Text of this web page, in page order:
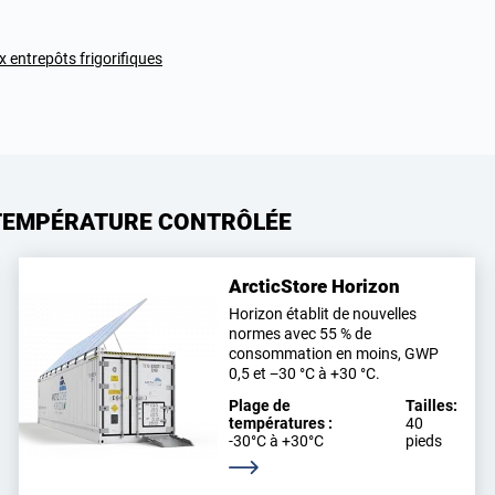
entrepôts frigorifiques
CONTRÔLÉE
ArcticStore Horizon
Horizon établit de nouvelles
normes avec 55 % de
consommation en moins, GWP
0,5 et −30 °C à +30 °C.
Plage de
températures :
-30°C à +30°C
Tailles:
40
pieds
En savoir plus